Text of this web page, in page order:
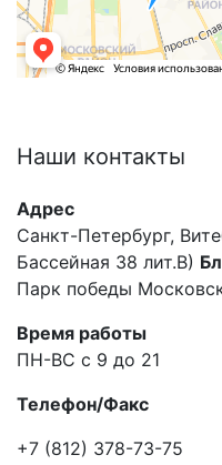
Наши контакты
Адрес
Санкт-Петербург,
Бассейная 38 лит.В)
Парк победы
Время работы
ПН-ВС с 9 до 21
Телефон/Факс
+7 (812) 378-73-75